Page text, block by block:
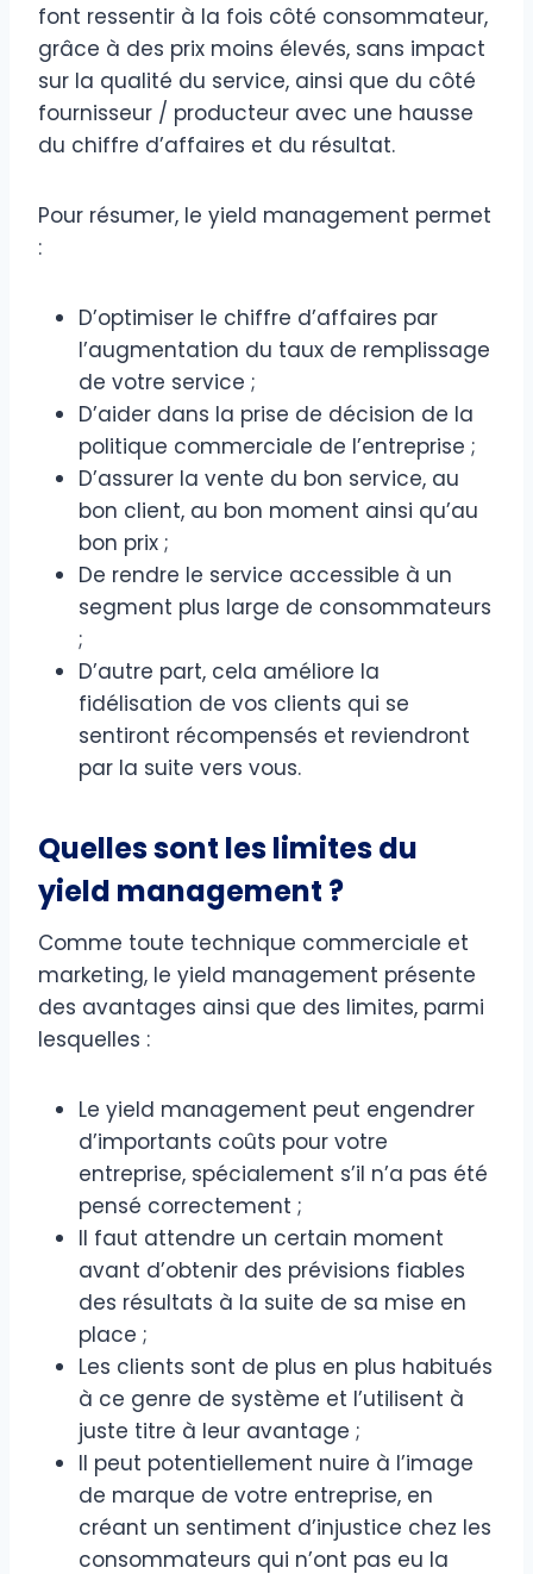
font ressentir à la fois côté consommateur,
grâce à des prix moins élevés, sans impact
sur la qualité du service, ainsi que du côté
fournisseur / producteur avec une hausse
du chiffre d’affaires et du résultat.
Pour résumer, le yield management permet
:
D’optimiser le chiffre d’affaires par
l’augmentation du taux de remplissage
de votre service ;
D’aider dans la prise de décision de la
politique commerciale de l’entreprise ;
D’assurer la vente du bon service, au
bon client, au bon moment ainsi qu’au
bon prix ;
De rendre le service accessible à un
segment plus large de consommateurs
;
D’autre part, cela améliore la
fidélisation de vos clients qui se
sentiront récompensés et reviendront
par la suite vers vous.
Quelles sont les limites du
yield management ?
Comme toute technique commerciale et
marketing, le yield management présente
des avantages ainsi que des limites, parmi
lesquelles :
Le yield management peut engendrer
d’importants coûts pour votre
entreprise, spécialement s’il n’a pas été
pensé correctement ;
Il faut attendre un certain moment
avant d’obtenir des prévisions fiables
des résultats à la suite de sa mise en
place ;
Les clients sont de plus en plus habitués
à ce genre de système et l’utilisent à
juste titre à leur avantage ;
Il peut potentiellement nuire à l’image
de marque de votre entreprise, en
créant un sentiment d’injustice chez les
consommateurs qui n’ont pas eu la